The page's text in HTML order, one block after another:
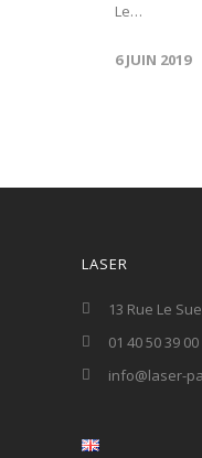
Le…
6 JUIN 2019
LASER
13 Rue Le
01 40 50 39 00
info@laser-